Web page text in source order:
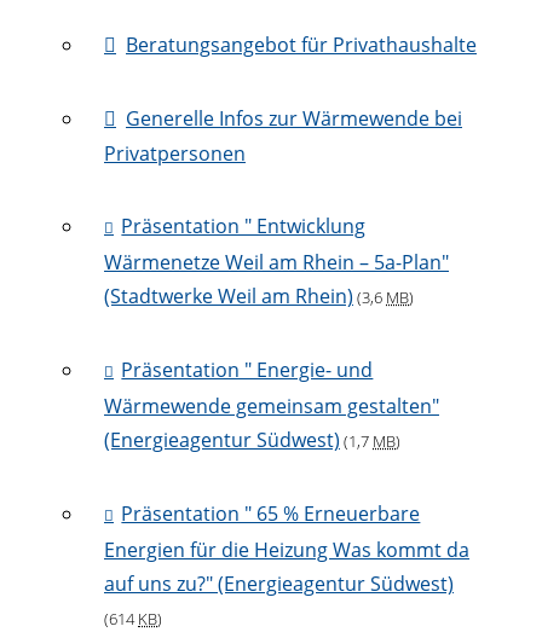
Beratungsangebot für Privathaushalte
Generelle Infos zur Wärmewende bei
Privatpersonen
Präsentation " Entwicklung
Wärmenetze Weil am Rhein – 5a-Plan"
(Stadtwerke Weil am Rhein) (3,6 MB)
Präsentation " Energie- und
Wärmewende gemeinsam gestalten"
(Energieagentur Südwest) (1,7 MB)
Präsentation " 65 % Erneuerbare
Energien für die Heizung Was kommt da
auf uns zu?" (Energieagentur Südwest)
(614KB)